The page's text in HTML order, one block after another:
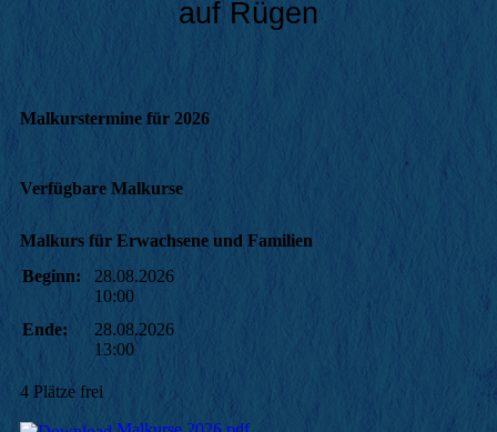
auf Rügen
Malkurstermine für 2026
Verfügbare Malkurse
Malkurs für Erwachsene und Familien
Beginn:
28.08.2026
10:00
Ende:
28.08.2026
13:00
4 Plätze frei